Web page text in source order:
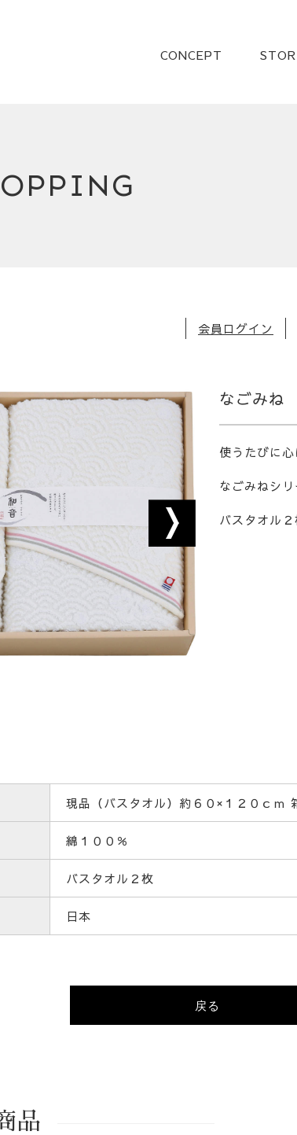
CONCEPT
会員ログイン
なごみね
使うたびに心
なごみねシリ
バスタオル
現品（バスタオル）約６０×１２０ｃｍ
綿１００％
バスタオル２枚
日本
戻る
品